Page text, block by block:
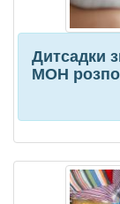
Дитсадки
МОН